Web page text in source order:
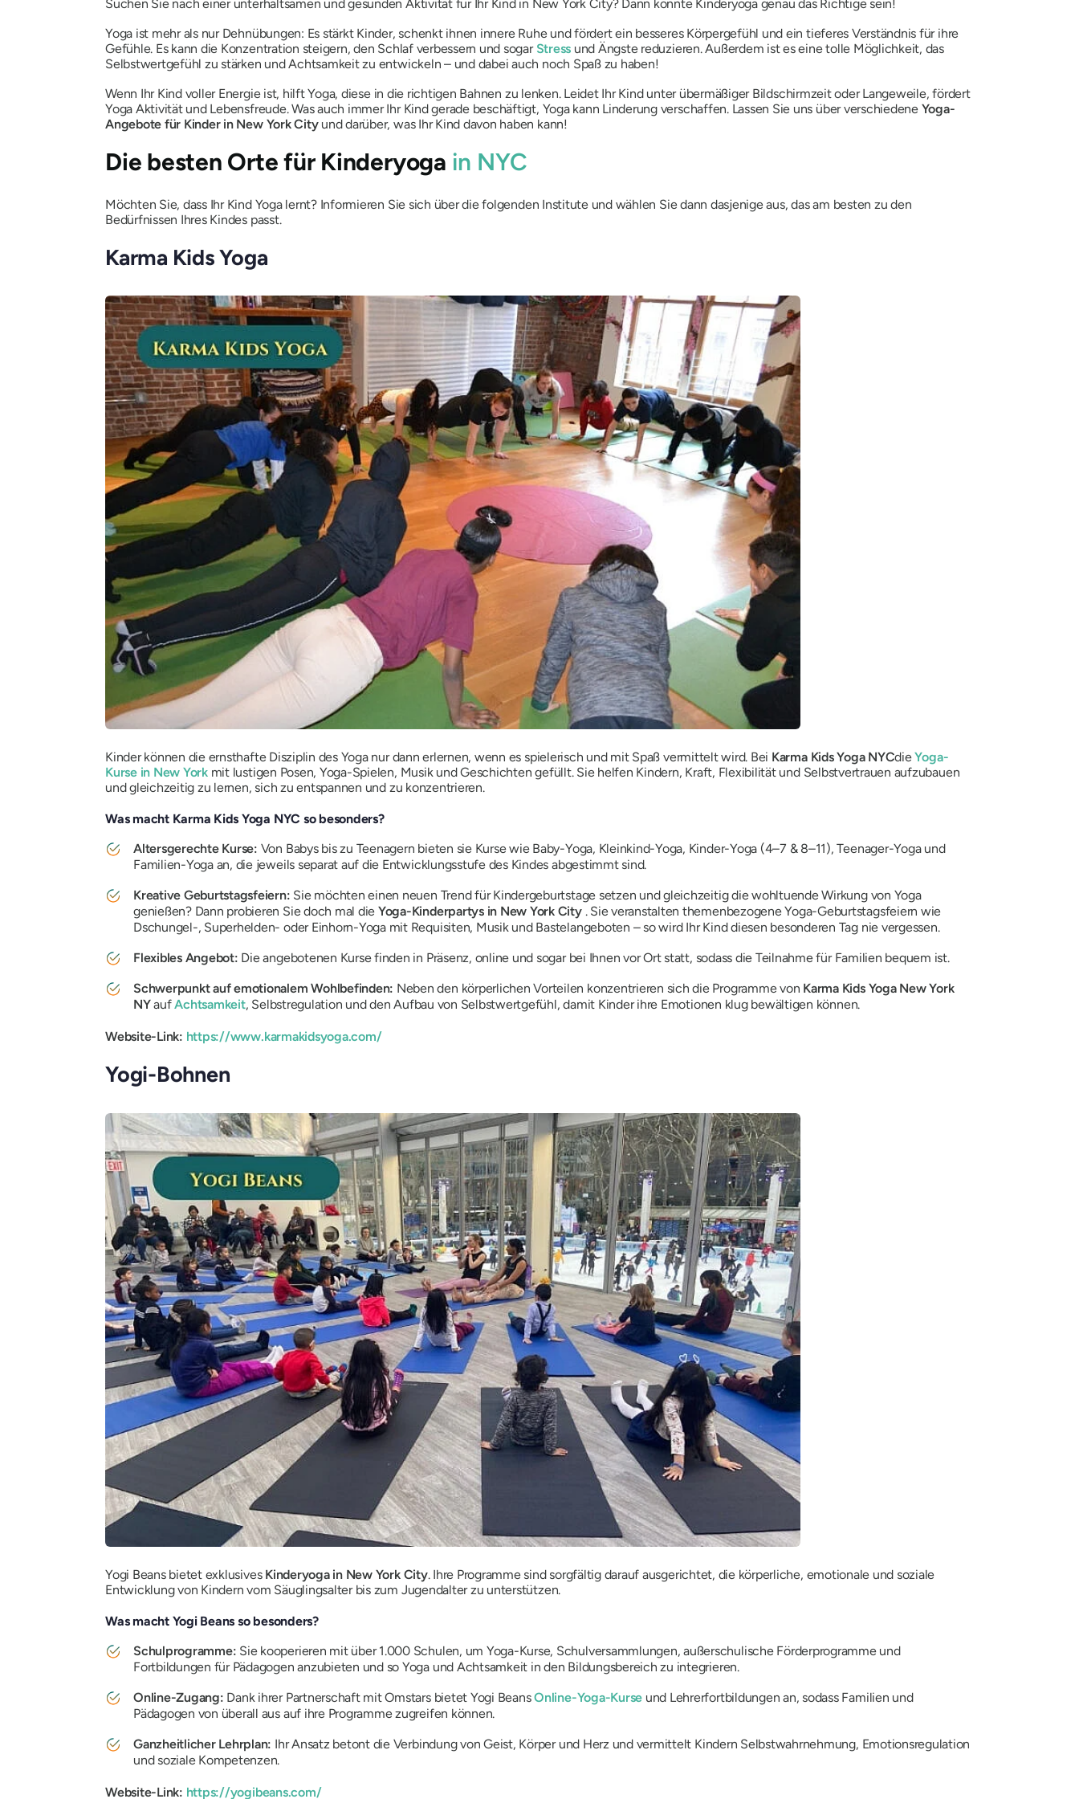
Suchen Sie nach einer unterhaltsamen und gesunden Aktivität für Ihr Kind in New York City? Dann könnte Kinderyoga genau das Richtige sein!
Yoga ist mehr als nur Dehnübungen: Es stärkt Kinder, schenkt ihnen innere Ruhe und fördert ein besseres Körpergefühl und ein tieferes Verständnis für ihre
Gefühle. Es kann die Konzentration steigern, den Schlaf verbessern und sogar Stress und Ängste reduzieren. Außerdem ist es eine tolle Möglichkeit, das
Selbstwertgefühl zu stärken und Achtsamkeit zu entwickeln – und dabei auch noch Spaß zu haben!
Wenn Ihr Kind voller Energie ist, hilft Yoga, diese in die richtigen Bahnen zu lenken. Leidet Ihr Kind unter übermäßiger Bildschirmzeit oder Langeweile, fördert
Yoga Aktivität und Lebensfreude. Was auch immer Ihr Kind gerade beschäftigt, Yoga kann Linderung verschaffen. Lassen Sie uns über verschiedene Yoga-
Angebote für Kinder in New York City und darüber, was Ihr Kind davon haben kann!
Die besten Orte für Kinderyoga in NYC
Möchten Sie, dass Ihr Kind Yoga lernt? Informieren Sie sich über die folgenden Institute und wählen Sie dann dasjenige aus, das am besten zu den
Bedürfnissen Ihres Kindes passt.
Karma Kids Yoga
Kinder können die ernsthafte Disziplin des Yoga nur dann erlernen, wenn es spielerisch und mit Spaß vermittelt wird. Bei Karma Kids Yoga NYCdieYoga-
Kurse in New Yorkmit lustigen Posen, Yoga-Spielen, Musik und Geschichten gefüllt. Sie helfen Kindern, Kraft, Flexibilität und Selbstvertrauen aufzubauen
und gleichzeitig zu lernen, sich zu entspannen und zu konzentrieren.
Was macht Karma Kids Yoga NYC so besonders?
Altersgerechte Kurse: Von Babys bis zu Teenagern bieten sie Kurse wie Baby-Yoga, Kleinkind-Yoga, Kinder-Yoga (4–7 & 8–11), Teenager-Yoga und
Familien-Yoga an, die jeweils separat auf die Entwicklungsstufe des Kindes abgestimmt sind.
Kreative Geburtstagsfeiern: Sie möchten einen neuen Trend für Kindergeburtstage setzen und gleichzeitig die wohltuende Wirkung von Yoga
genießen? Dann probieren Sie doch mal die Yoga-Kinderpartys in New York City. Sie veranstalten themenbezogene Yoga-Geburtstagsfeiern wie
Dschungel-, Superhelden- oder Einhorn-Yoga mit Requisiten, Musik und Bastelangeboten – so wird Ihr Kind diesen besonderen Tag nie vergessen.
Flexibles Angebot: Die angebotenen Kurse finden in Präsenz, online und sogar bei Ihnen vor Ort statt, sodass die Teilnahme für Familien bequem ist.
Schwerpunkt auf emotionalem Wohlbefinden: Neben den körperlichen Vorteilen konzentrieren sich die Programme von Karma Kids Yoga New York
NYaufAchtsamkeit, Selbstregulation und den Aufbau von Selbstwertgefühl, damit Kinder ihre Emotionen klug bewältigen können.
Website-Link: https://www.karmakidsyoga.com/
Yogi-Bohnen
Yogi Beans bietet exklusives Kinderyoga in New York City. Ihre Programme sind sorgfältig darauf ausgerichtet, die körperliche, emotionale und soziale
Entwicklung von Kindern vom Säuglingsalter bis zum Jugendalter zu unterstützen.
Was macht Yogi Beans so besonders?
Schulprogramme: Sie kooperieren mit über 1.000 Schulen, um Yoga-Kurse, Schulversammlungen, außerschulische Förderprogramme und
Fortbildungen für Pädagogen anzubieten und so Yoga und Achtsamkeit in den Bildungsbereich zu integrieren.
Online-Zugang: Dank ihrer Partnerschaft mit Omstars bietet Yogi BeansOnline-Yoga-Kurse und Lehrerfortbildungen an, sodass Familien und
Pädagogen von überall aus auf ihre Programme zugreifen können.
Ganzheitlicher Lehrplan: Ihr Ansatz betont die Verbindung von Geist, Körper und Herz und vermittelt Kindern Selbstwahrnehmung, Emotionsregulation
und soziale Kompetenzen.
Website-Link: https://yogibeans.com/